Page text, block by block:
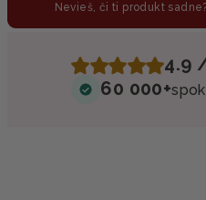
Nevieš, či ti produkt
4.9
60 000+